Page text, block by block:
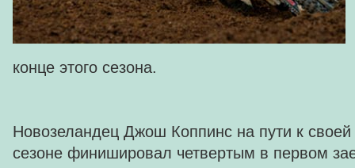
конце этого сезона.
Новозеландец Джош Коппинс на пути к своей
сезоне финишировал четвертым в первом